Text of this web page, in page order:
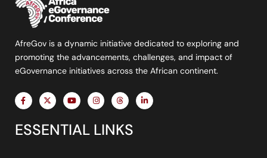
AfreGov is a dynamic initiative dedicated to exploring and
promoting the advancements, challenges, and impact of
eGovernance initiatives across the African continent.
F
a
c
b
o
X
-
t
i
t
Y
o
u
u
b
I
n
s
a
g
T
h
r
a
d
L
i
n
ESSENTIAL LINKS